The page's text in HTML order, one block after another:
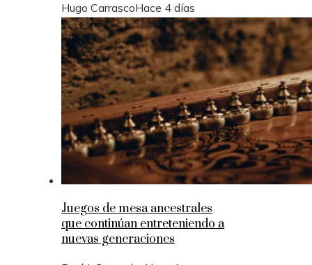
Hugo CarrascoHace 4 días
Juegos de mesa ancestrales
que continúan entreteniendo a
nuevas generaciones